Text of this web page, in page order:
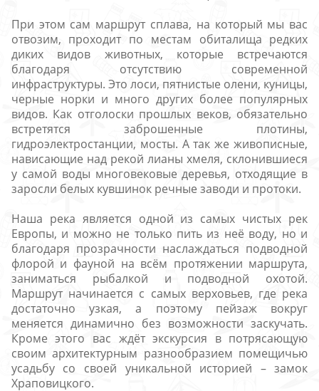
При этом сам маршрут сплава, на который мы вас
отвозим, проходит по местам обиталища редких
диких видов животных, которые встречаются
благодаря отсутствию современной
инфраструктуры. Это лоси, пятнистые олени, куницы,
черные норки и много других более популярных
видов. Как отголоски прошлых веков, обязательно
встретятся заброшенные плотины,
гидроэлектростанции, мосты. А так же живописные,
нависающие над рекой лианы хмеля, склонившиеся
у самой воды многовековые деревья, отходящие в
заросли белых кувшинок речные заводи и протоки.
Наша река является одной из самых чистых рек
Европы, и можно не только пить из неё воду, но и
благодаря прозрачности наслаждаться подводной
флорой и фауной на всём протяжении маршрута,
заниматься рыбалкой и подводной охотой.
Маршрут начинается с самых верховьев, где река
достаточно узкая, а поэтому пейзаж вокруг
меняется динамично без возможности заскучать.
Кроме этого вас ждёт экскурсия в потрясающую
своим архитектурным разнообразием помещичью
усадьбу со своей уникальной историей – замок
Храповицкого.